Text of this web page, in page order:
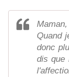
Maman,
Quand
donc
dis que